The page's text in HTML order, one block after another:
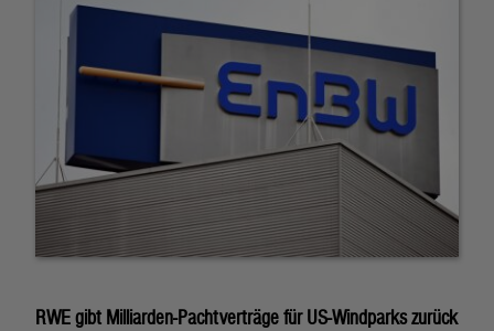
RWE gibt Milliarden-Pachtverträge für US-Windparks zurück